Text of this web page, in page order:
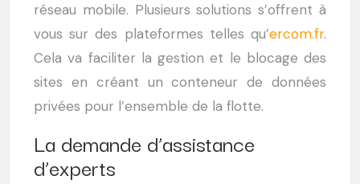
réseau mobile. Plusieurs solutions s’offrent à
vous sur des plateformes telles qu’ercom.fr.
Cela va faciliter la gestion et le blocage des
sites en créant un conteneur de données
privées pour l’ensemble de la flotte.
La demande d’assistance
d’experts